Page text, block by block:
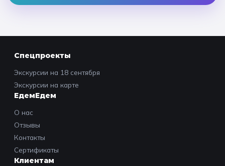
Спецпроекты
Экскурсии на 18 сентября
Экскурсии на карте
ЕдемЕдем
О нас
Отзывы
Контакты
Сертификаты
Клиентам